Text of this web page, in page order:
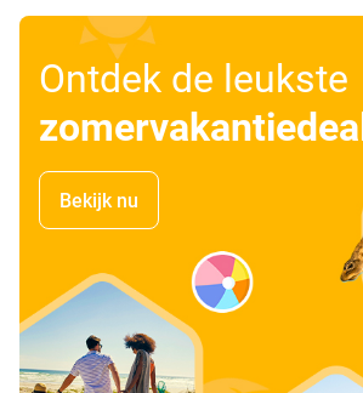
Ontdek de leukste
Bekijk nu